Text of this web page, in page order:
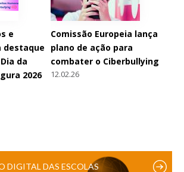
e
destaque
da
2026
Comissão Europeia lança
plano de ação para
combater o Ciberbullying
12.02.26
DIGITAL DAS ESCOLAS